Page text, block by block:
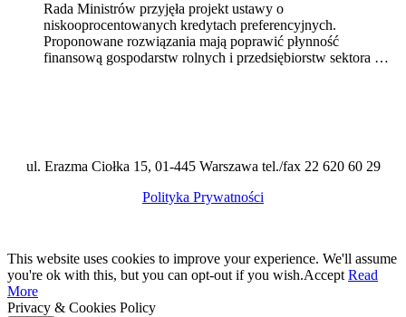
Rada Ministrów przyjęła projekt ustawy o
niskooprocentowanych kredytach preferencyjnych.
Proponowane rozwiązania mają poprawić płynność
finansową gospodarstw rolnych i przedsiębiorstw sektora …
ul. Erazma Ciołka 15, 01-445 Warszawa tel./fax 22 620 60 29
Polityka Prywatności
This website uses cookies to improve your experience. We'll assume
you're ok with this, but you can opt-out if you wish.Accept Read
More
Privacy & Cookies Policy